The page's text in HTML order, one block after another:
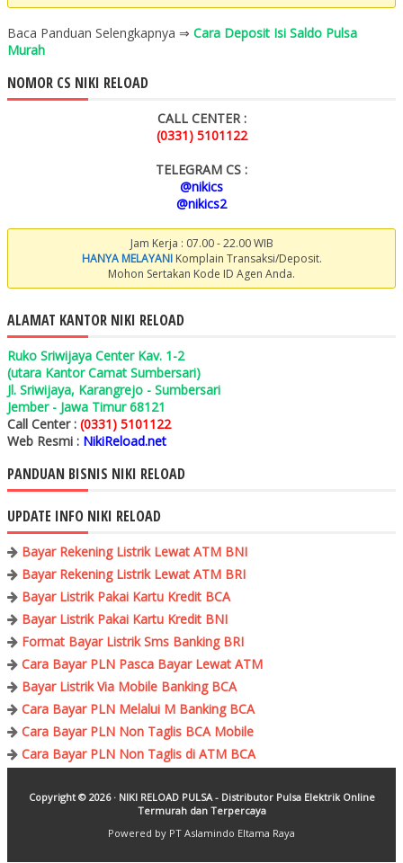
Baca Panduan Selengkapnya ⇒ Cara Deposit Isi Saldo Pulsa
Murah
NOMOR CS NIKI RELOAD
CALL CENTER :
(0331) 5101122
TELEGRAM CS :
@nikics
@nikics2
Jam Kerja : 07.00 - 22.00 WIB
HANYA MELAYANIKomplain Transaksi/Deposit.
Mohon Sertakan Kode ID Agen Anda.
ALAMAT KANTOR NIKI RELOAD
Ruko Sriwijaya Center Kav. 1-2
(utara Kantor Camat Sumbersari)
Jl. Sriwijaya, Karangrejo - Sumbersari
Jember - Jawa Timur 68121
Call Center : (0331) 5101122
Web Resmi : NikiReload.net
PANDUAN BISNIS NIKI RELOAD
UPDATE INFO NIKI RELOAD
Bayar Rekening Listrik Lewat ATM BNI
Bayar Rekening Listrik Lewat ATM BRI
Bayar Listrik Pakai Kartu Kredit BCA
Bayar Listrik Pakai Kartu Kredit BNI
Format Bayar Listrik Sms Banking BRI
Cara Bayar PLN Pasca Bayar Lewat ATM
Bayar Listrik Via Mobile Banking BCA
Cara Bayar PLN Melalui M Banking BCA
Cara Bayar PLN Non Taglis BCA Mobile
Cara Bayar PLN Non Taglis di ATM BCA
Copyright © 2026 · NIKI RELOAD PULSA - Distributor Pulsa Elektrik Online
Termurah dan Terpercaya
Powered by PT Aslamindo Eltama Raya